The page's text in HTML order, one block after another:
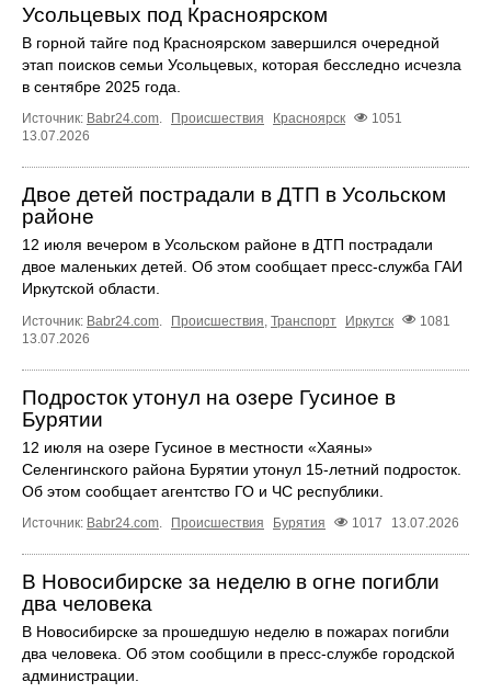
Усольцевых под Красноярском
В горной тайге под Красноярском завершился очередной
этап поисков семьи Усольцевых, которая бесследно исчезла
в сентябре 2025 года.
Источник: Babr24.com. Происшествия Красноярск
1051
13.07.2026
Двое детей пострадали в ДТП в Усольском
районе
12 июля вечером в Усольском районе в ДТП пострадали
двое маленьких детей. Об этом сообщает пресс‑служба ГАИ
Иркутской области.
Источник: Babr24.com Происшествия Транспорт Иркутск
1081
13.07.2026
Подросток утонул на озере Гусиное в
Бурятии
12 июля на озере Гусиное в местности «Хаяны»
Селенгинского района Бурятии утонул 15-летний подросток.
Об этом сообщает агентство ГО и ЧС республики.
Источник: Babr24.com Происшествия Бурятия 1017 13.07.2026
В Новосибирске за неделю в огне погибли
два человека
В Новосибирске за прошедшую неделю в пожарах погибли
два человека. Об этом сообщили в пресс-службе городской
администрации.